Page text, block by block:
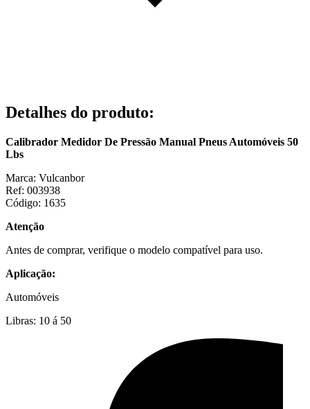
Detalhes do produto:
Calibrador Medidor De Pressão Manual Pneus Automóveis 50
Lbs
Marca: Vulcanbor
Ref: 003938
Código: 1635
Atenção
Antes de comprar, verifique o modelo compatível para uso.
Aplicação:
Automóveis
Libras: 10 á 50